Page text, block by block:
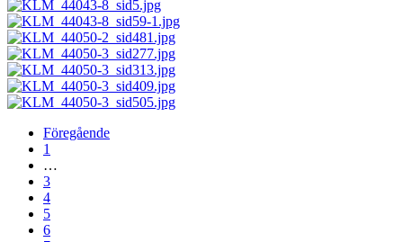
Föregående
1
…
3
4
5
6